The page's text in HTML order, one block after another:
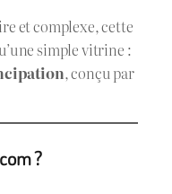
et complexe, cette
simple vitrine :
, conçu par
?